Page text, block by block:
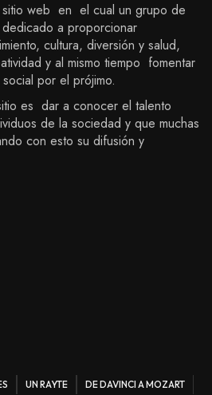
web en el cual un grupo de
a proporcionar
cultura, diversión y salud,
y al mismo tiempo fomentar
por el prójimo.
es dar a conocer el talento
de la sociedad y que muchas
con esto su difusión y
UN RAYTE DE DAVINCI A MOZART